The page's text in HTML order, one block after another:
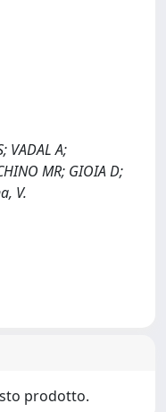
VADAL A;
MR; GIOIA D;
V.
prodotto.